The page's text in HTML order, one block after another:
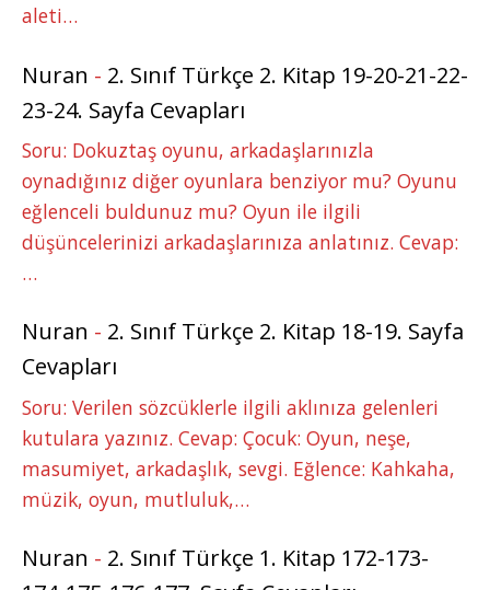
aleti…
Nuran - 2. Sınıf Türkçe 2. Kitap 19-20-21-22-
23-24. Sayfa Cevapları
Soru: Dokuztaş oyunu, arkadaşlarınızla
oynadığınız diğer oyunlara benziyor mu? Oyunu
eğlenceli buldunuz mu? Oyun ile ilgili
düşüncelerinizi arkadaşlarınıza anlatınız. Cevap:
…
Nuran - 2. Sınıf Türkçe 2. Kitap 18-19. Sayfa
Cevapları
Soru: Verilen sözcüklerle ilgili aklınıza gelenleri
kutulara yazınız. Cevap: Çocuk: Oyun, neşe,
masumiyet, arkadaşlık, sevgi. Eğlence: Kahkaha,
müzik, oyun, mutluluk,…
Nuran - 2. Sınıf Türkçe 1. Kitap 172-173-